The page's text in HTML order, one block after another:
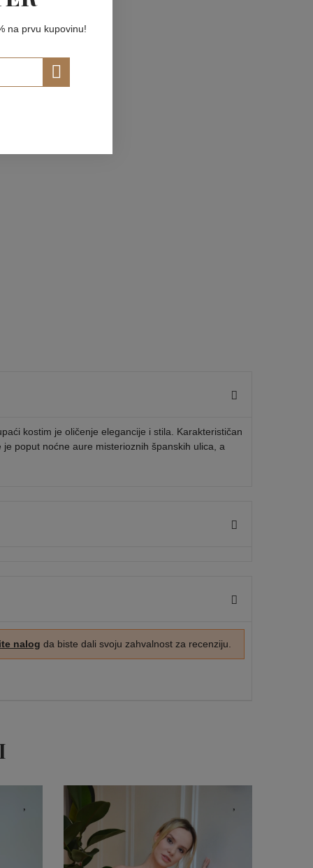
kostim je oličenje elegancije i stila. Karakterističan
poput noćne aure misterioznih španskih ulica, a
nalog da biste dali svoju zahvalnost za recenziju.
na prvu kupovinu!